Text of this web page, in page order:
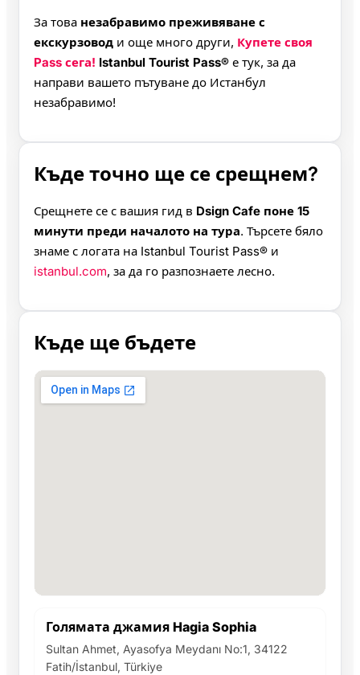
За това незабравимо преживяване с
екскурзовод и още много други, Купете своя
Pass сега! Istanbul Tourist Pass® е тук, за да
направи вашето пътуване до Истанбул
незабравимо!
Къде точно ще се срещнем?
Срещнете се с вашия гид в Dsign Cafe поне 15
минути преди началото на тура. Търсете бяло
знаме с логата на Istanbul Tourist Pass® и
istanbul.com, за да го разпознаете лесно.
Къде ще бъдете
Голямата джамия Hagia Sophia
Sultan Ahmet, Ayasofya Meydanı No:1, 34122
Fatih/İstanbul, Türkiye